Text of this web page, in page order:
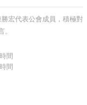
宏代表公會成員，積極對
間
間